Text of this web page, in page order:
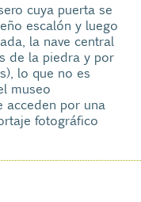
cuya puerta se
escalón y luego
la nave central
de la piedra y por
lo que no es
museo
acceden por una
fotográfico